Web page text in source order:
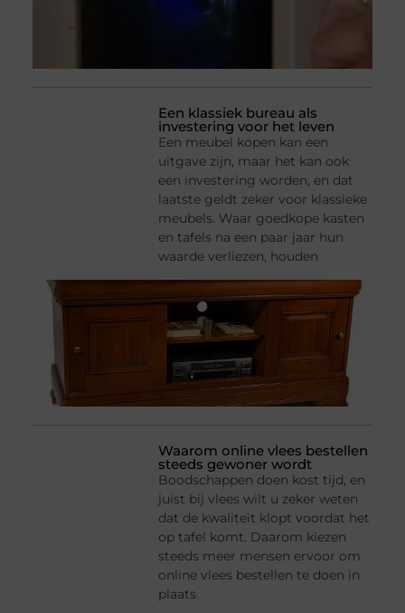
Een klassiek bureau als
investering voor het leven
Een meubel kopen kan een
uitgave zijn, maar het kan ook
een investering worden, en dat
laatste geldt zeker voor klassieke
meubels. Waar goedkope kasten
en tafels na een paar jaar hun
waarde verliezen, houden
Waarom online vlees bestellen
steeds gewoner wordt
Boodschappen doen kost tijd, en
juist bij vlees wilt u zeker weten
dat de kwaliteit klopt voordat het
op tafel komt. Daarom kiezen
steeds meer mensen ervoor om
online vlees bestellen te doen in
plaats